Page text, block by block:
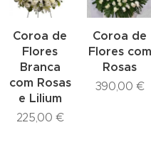
Coroa de
Flores
Branca
com Rosas
e Lilium
225,00 €
Coroa de
Flores com
Rosas
390,00 €